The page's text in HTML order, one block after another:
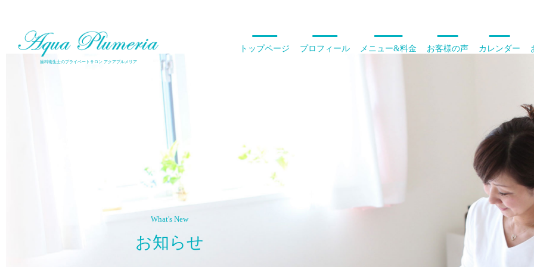
What's New
お知らせ
歯科衛生士のプライベートサロン アクアプルメリア
トップページ プロフィール メニュー&料金 お客様の声 カレンダー